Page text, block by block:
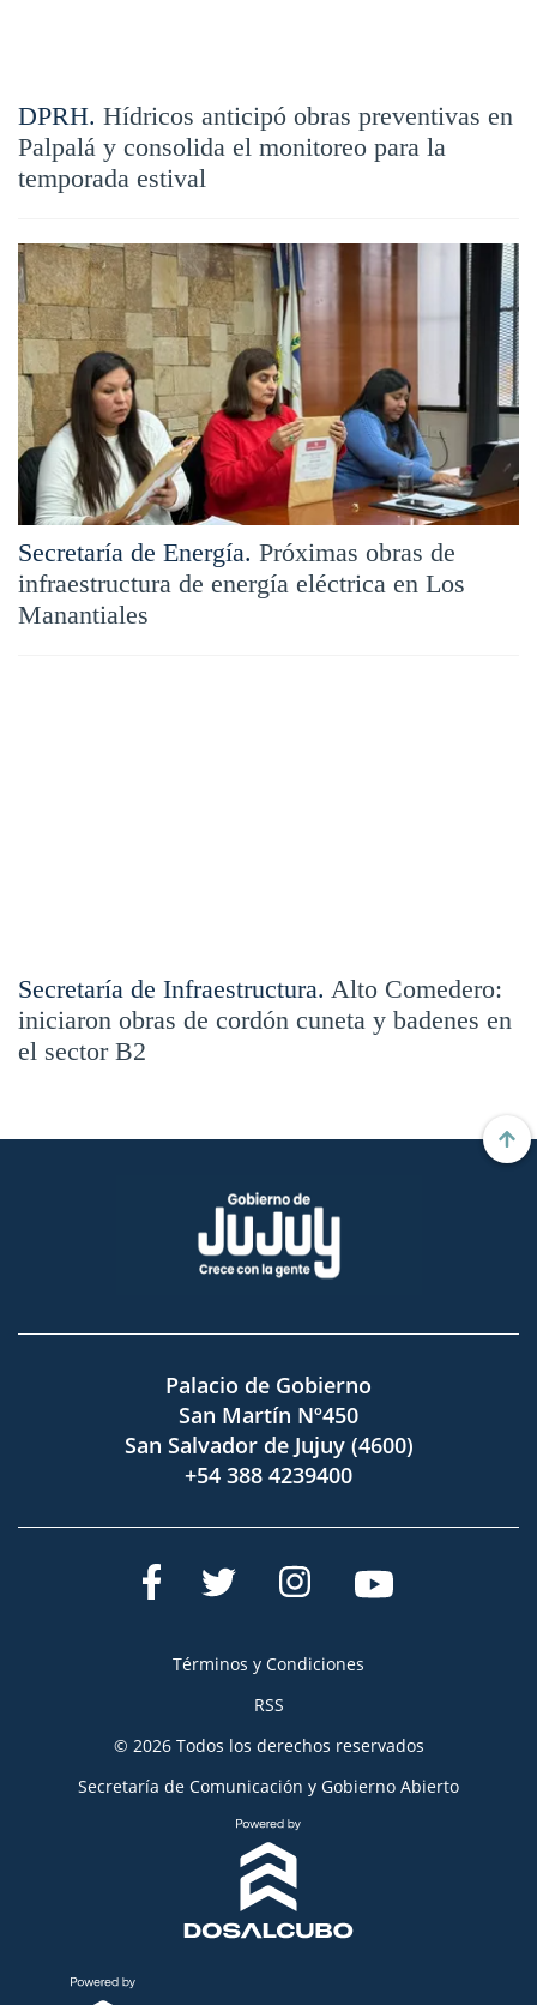
DPRH. Hídricos anticipó obras preventivas en
Palpalá y consolida el monitoreo para la
temporada estival
Secretaría de Energía. Próximas obras de
infraestructura de energía eléctrica en Los
Manantiales
Secretaría de Infraestructura. Alto Comedero:
iniciaron obras de cordón cuneta y badenes en
el sector B2
Palacio de Gobierno
San Martín Nº450
San Salvador de Jujuy (4600)
+54 388 4239400
Términos y Condiciones
RSS
© 2026 Todos los derechos reservados
Secretaría de Comunicación y Gobierno Abierto